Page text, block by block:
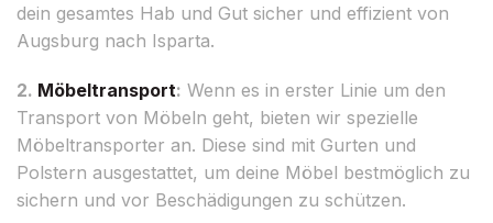
dein gesamtes Hab und Gut sicher und effizient von
Augsburg nach Isparta.
2. Möbeltransport: Wenn es in erster Linie um den
Transport von Möbeln geht, bieten wir spezielle
Möbeltransporter an. Diese sind mit Gurten und
Polstern ausgestattet, um deine Möbel bestmöglich zu
sichern und vor Beschädigungen zu schützen.